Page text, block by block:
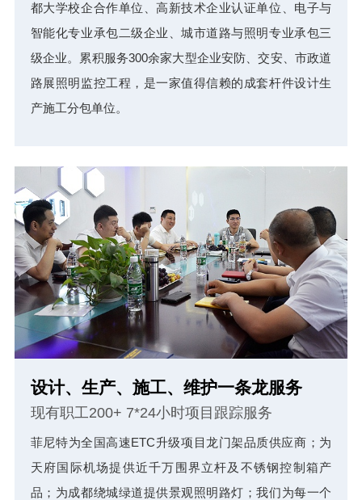
都大学校企合作单位、高新技术企业认证单位、电子与
智能化专业承包二级企业、城市道路与照明专业承包三
级企业。累积服务300余家大型企业安防、交安、市政道
路展照明监控工程，是一家值得信赖的成套杆件设计生
产施工分包单位。
设计、生产、施工、维护一条龙服务
现有职工200+ 7*24小时项目跟踪服务
菲尼特为全国高速ETC升级项目龙门架品质供应商；为
天府国际机场提供近千万围界立杆及不锈钢控制箱产
品；为成都绕城绿道提供景观照明路灯；我们为每一个